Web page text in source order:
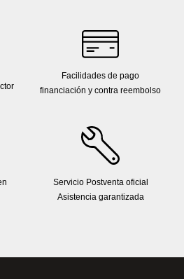
Facilidades de pago
financiación y contra reembolso
Servicio Postventa oficial
Asistencia garantizada